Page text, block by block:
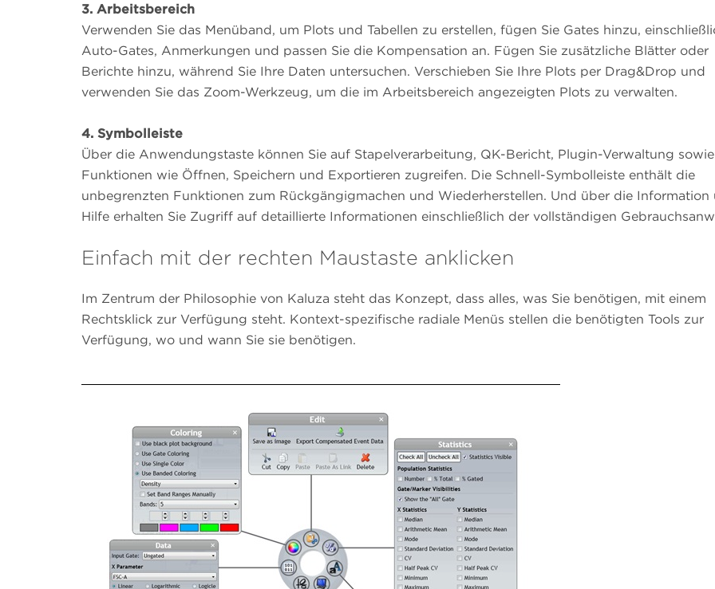
3. Arbeitsbereich
Verwenden Sie das Menüband, um Plots und Tabellen zu erstellen, fügen Sie Gates hinzu,
Auto-Gates, Anmerkungen und passen Sie die Kompensation an. Fügen Sie zusätzliche Blätter oder
Berichte hinzu, während Sie Ihre Daten untersuchen. Verschieben Sie Ihre Plots per Drag&Drop und
verwenden Sie das Zoom-Werkzeug, um die im Arbeitsbereich angezeigten Plots zu verwalten.
4. Symbolleiste
Über die Anwendungstaste können Sie auf Stapelverarbeitung, QK-Bericht, Plugin-Verwaltung sowie
Funktionen wie Öffnen, Speichern und Exportieren zugreifen. Die Schnell-Symbolleiste enthält die
unbegrenzten Funktionen zum Rückgängigmachen und Wiederherstellen. Und über die Information
Hilfe erhalten Sie Zugriff auf detaillierte Informationen einschließlich der vollständigen
Einfach mit der rechten Maustaste anklicken
Im Zentrum der Philosophie von Kaluza steht das Konzept, dass alles, was Sie benötigen, mit einem
Rechtsklick zur Verfügung steht. Kontext-spezifische radiale Menüs stellen die benötigten Tools zur
Verfügung, wo und wann Sie sie benötigen.